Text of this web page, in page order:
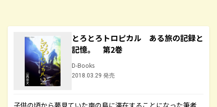
とろとろトロピカル ある旅の記録と
記憶。 第2巻
D-Books
2018.03.29 発売
子供の頃から夢見ていた南の島に滞在することになった筆者